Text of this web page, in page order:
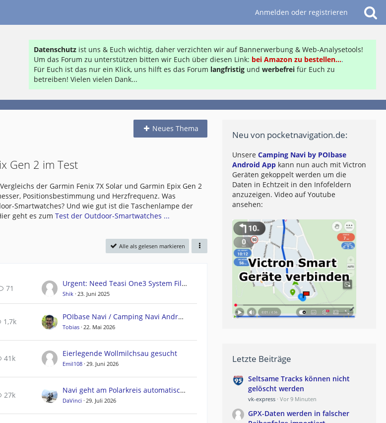
Anmelden oder registrieren
Datenschutz ist uns & Euch wichtig, daher verzichten wir auf Bannerwerbung & Web-Analysetools!
Um das Forum zu unterstützen bitten wir Euch über diesen Link: bei Amazon zu bestellen....
Für Euch ist das nur ein Klick, uns hilft es das Forum langfristig und werbefrei für Euch zu
betreiben! Vielen vielen Dank...
Neues Thema
Gen 2 im Test
der Garmin Fenix 7X Solar und Garmin Epix Gen 2
Positionsbestimmung und Herzfrequenz. Was
Smartwatches? Und wie gut ist die Taschenlampe der
geht es zumTest der Outdoor-Smartwatches ...
Alle als gelesen markieren
71
Urgent: Need Teasi One3 System Files (Windows CE) - PC recognizes it as Mass Storage!
Shik 23. Juni 2025
1,7k
POIbase Navi / Camping Navi Android App
Tobias 22. Mai 2026
41k
Eierlegende Wollmilchsau gesucht
Emil108 29. Juni 2026
27k
Navi geht am Polarkreis automatisch in Nachtmodus
DaVinci 29. Juli 2026
Neu von pocketnavigation.de:
Unsere Camping Navi by POIbase
Android App kann nun auch mit Victron
Geräten gekoppelt werden um die
Daten in Echtzeit in den Infofeldern
anzuzeigen. Video auf Youtube
ansehen:
Letzte Beiträge
Seltsame Tracks können nicht
gelöscht werden
vk-express Vor 9 Minuten
GPX-Daten werden in falscher